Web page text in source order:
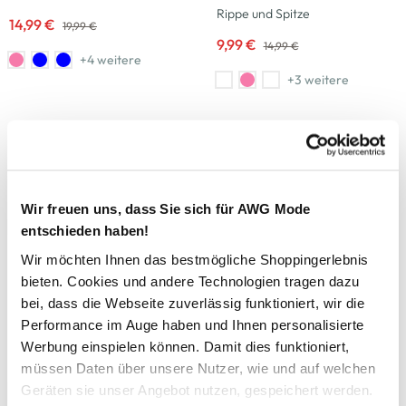
Wir freuen uns, dass Sie sich für AWG Mode
entschieden haben!
Wir möchten Ihnen das bestmögliche Shoppingerlebnis
bieten. Cookies und andere Technologien tragen dazu
bei, dass die Webseite zuverlässig funktioniert, wir die
Performance im Auge haben und Ihnen personalisierte
Werbung einspielen können. Damit dies funktioniert,
müssen Daten über unsere Nutzer, wie und auf welchen
Geräten sie unser Angebot nutzen, gespeichert werden.
14,99 € 19,99 €
+4 weitere
Rippe und Spitze
9,99 € 14,99 €
+3 weitere
Damen Shirt mit kurzen Ärmeln
Vero Moda
Vero Moda VMLIMONE SS
SCALLOP Poloshirt
19,99 € 34,99 €
Sure
Damen Capri Leggings im 2er
Pck
14,99 €